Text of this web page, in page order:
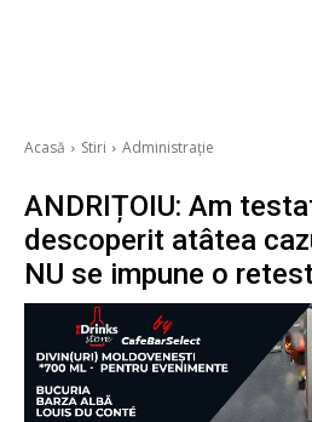
Acasă Stiri Administrație
ANDRIȚOIU: Am
descoperit atâtea
NU se impune o